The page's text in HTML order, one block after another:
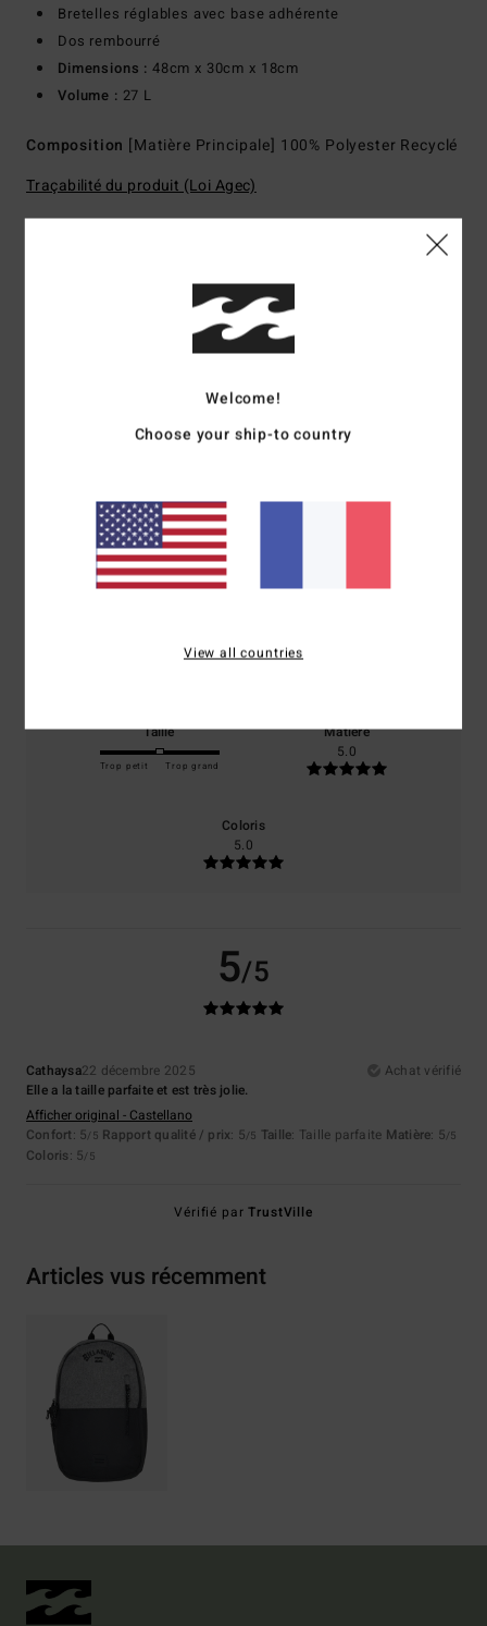
Bretelles réglables avec base adhérente
Dos rembourré
Dimensions : 48cm x 30cm x 18cm
Volume : 27 L
Composition [Matière Principale] 100% Polyester Recyclé
Traçabilité du produit (Loi Agec)
Note moyenne
5.0
basé sur1 avis vérifiés
0% de nos clients recommandent ce produit
Taille
Trop petit Trop grand
Matière
5.0
Coloris
5.0
5/5
Cathaysa22 décembre 2025
Achat vérifié
Elle a la taille parfaite et est très jolie.
Afficher original - Castellano
Confort: 5/5 Rapport qualité / prix: 5/5 Taille: Taille parfaite Matière: 5/5
Coloris: 5/5
Vérifié parTrustVille
Articles vus récemment
Welcome!
Choose your ship-to country
View all countries